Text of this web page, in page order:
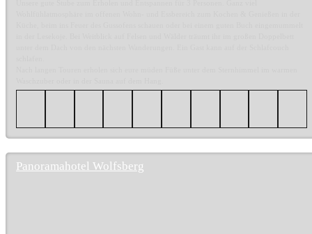
Panoramahotel Wolfsberg